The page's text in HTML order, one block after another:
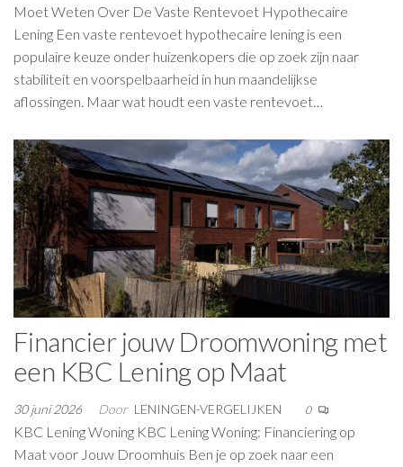
Moet Weten Over De Vaste Rentevoet Hypothecaire
Lening Een vaste rentevoet hypothecaire lening is een
populaire keuze onder huizenkopers die op zoek zijn naar
stabiliteit en voorspelbaarheid in hun maandelijkse
aflossingen. Maar wat houdt een vaste rentevoet…
Financier jouw Droomwoning met
een KBC Lening op Maat
30 juni 2026 Door LENINGEN-VERGELIJKEN 0
KBC Lening Woning KBC Lening Woning: Financiering op
Maat voor Jouw Droomhuis Ben je op zoek naar een